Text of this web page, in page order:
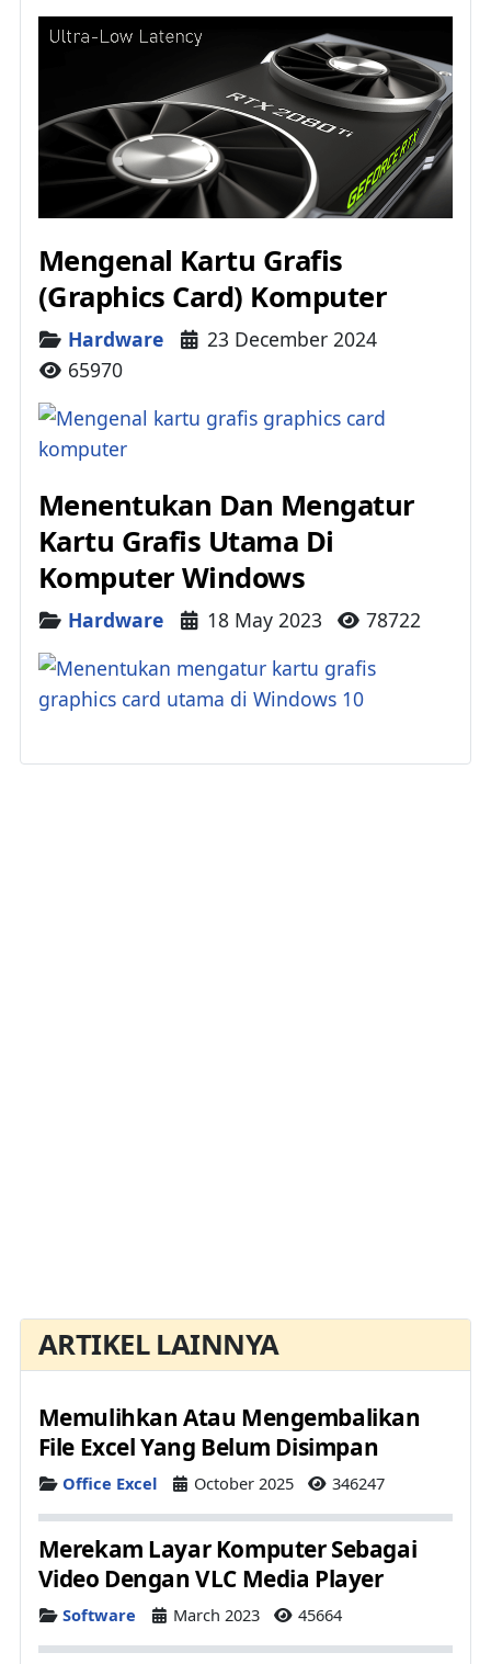
Mengenal Kartu Grafis
(Graphics Card) Komputer
Details
Hardware
23 December 2024
65970
Menentukan Dan Mengatur
Kartu Grafis Utama Di
Komputer Windows
Details
Hardware 18 May 2023 78722
ARTIKEL LAINNYA
Memulihkan Atau Mengembalikan
File Excel Yang Belum Disimpan
Details
Office Excel October 2025 346247
Merekam Layar Komputer Sebagai
Video Dengan VLC Media Player
Details
Software March 2023 45664